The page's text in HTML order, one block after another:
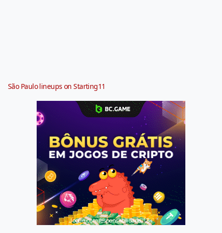
São Paulo lineups on Starting11
Jogue com responsabilidade. 18+